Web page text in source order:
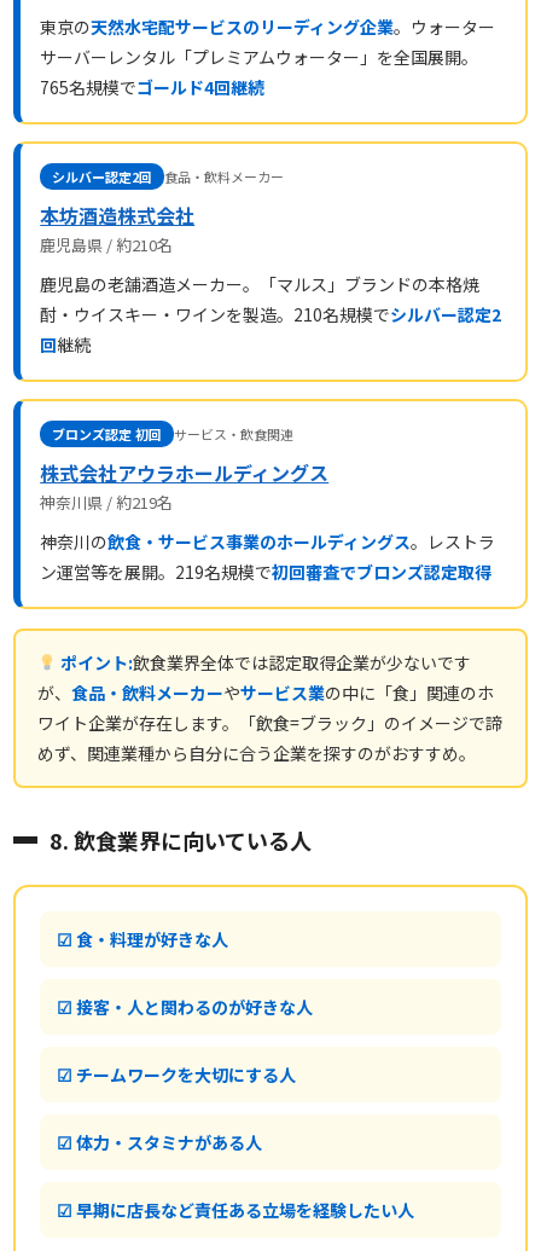
東京の天然水宅配サービスのリーディング企業。ウォーター
サーバーレンタル「プレミアムウォーター」を全国展開。
765名規模でゴールド4回継続
シルバー認定2回 食品・飲料メーカー
本坊酒造株式会社
鹿児島県 / 約210名
鹿児島の老舗酒造メーカー。「マルス」ブランドの本格焼
酎・ウイスキー・ワインを製造。210名規模でシルバー認定2
回継続
ブロンズ認定 初回 サービス・飲食関連
株式会社アウラホールディングス
神奈川県 / 約219名
神奈川の飲食・サービス事業のホールディングス。レストラ
ン運営等を展開。219名規模で初回審査でブロンズ認定取得
ポイント:飲食業界全体では認定取得企業が少ないです
が、食品・飲料メーカーやサービス業の中に「食」関連のホ
ワイト企業が存在します。「飲食=ブラック」のイメージで諦
めず、関連業種から自分に合う企業を探すのがおすすめ。
8. 飲食業界に向いている人
☑ 食・料理が好きな人
☑ 接客・人と関わるのが好きな人
☑ チームワークを大切にする人
☑ 体力・スタミナがある人
☑ 早期に店長など責任ある立場を経験したい人